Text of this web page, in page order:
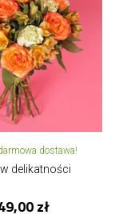
dostawa!
delikatności
zł